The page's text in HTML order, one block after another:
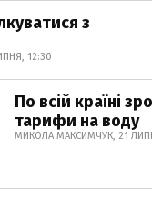
з
12:30
По всій країні
тарифи на воду
МИКОЛА МАКСИМЧУК, 21